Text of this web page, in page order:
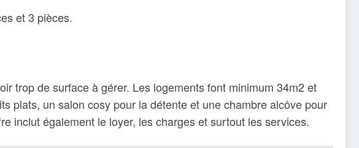
et 3 pièces.
trop de surface à gérer. Les logements font minimum 34m2 et
plats, un salon cosy pour la détente et une chambre alcôve pour
inclut également le loyer, les charges et surtout les services.